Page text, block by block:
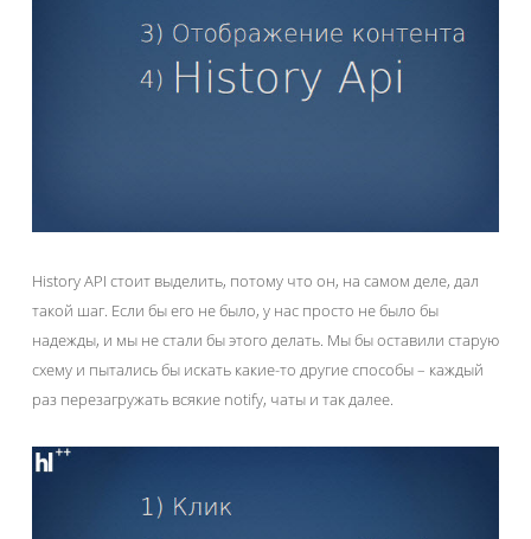
History API стоит выделить, потому что он, на самом деле, дал
такой шаг. Если бы его не было, у нас просто не было бы
надежды, и мы не стали бы этого делать. Мы бы оставили старую
схему и пытались бы искать какие-то другие способы – каждый
раз перезагружать всякие notify, чаты и так далее.